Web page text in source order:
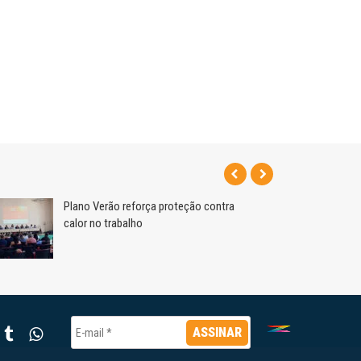
Plano Verão reforça proteção contra
calor no trabalho